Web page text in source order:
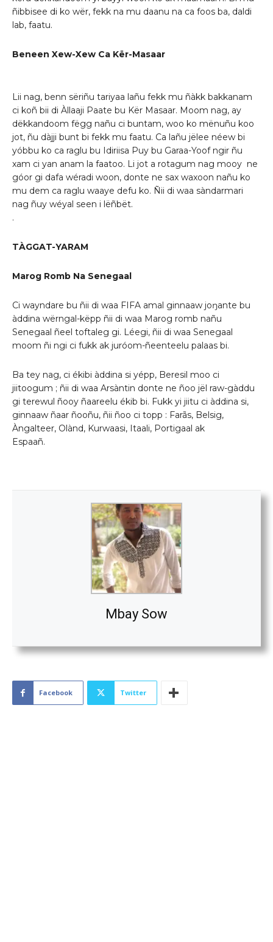
ñibbisee di ko wër, fekk na mu daanu na ca foos ba, daldi
lab, faatu.
Beneen Xew-Xew Ca Kër-Masaar
Lii nag, benn sëriñu tariyaa lañu fekk mu ñàkk bakkanam
ci koñ bii di Àllaaji Paate bu Kër Masaar. Moom nag, ay
dëkkandoom fëgg nañu ci buntam, woo ko mënuñu koo
jot, ñu dàjji bunt bi fekk mu faatu. Ca lañu jëlee néew bi
yóbbu ko ca raglu bu Idiriisa Puy bu Garaa-Yoof ngir ñu
xam ci yan anam la faatoo. Li jot a rotagum nag mooy ne
góor gi dafa wéradi woon, donte ne sax waxoon nañu ko
mu dem ca raglu waaye defu ko. Ñii di waa sàndarmari
nag ñuy wéyal seen i lëñbët.
.
TÀGGAT-YARAM
Marog Romb Na Senegaal
Ci wayndare bu ñii di waa FIFA amal ginnaaw joŋante bu
àddina wërngal-këpp ñii di waa Marog romb nañu
Senegaal ñeel toftaleg gi. Léegi, ñii di waa Senegaal
moom ñi ngi ci fukk ak juróom-ñeenteelu palaas bi.
Ba tey nag, ci ékibi àddina si yépp, Beresil moo ci
jiitoogum ; ñii di waa Arsàntin donte ne ñoo jël raw-gàddu
gi terewul ñooy ñaareelu ékib bi. Fukk yi jiitu ci àddina si,
ginnaaw ñaar ñooñu, ñii ñoo ci topp : Farãs, Belsig,
Àngalteer, Olànd, Kurwaasi, Itaali, Portigaal ak
Espaañ.
Mbay Sow
Facebook Twitter